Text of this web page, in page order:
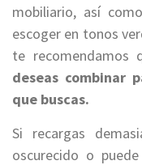
mobiliario, así
escoger en tonos
te recomendamos
deseas combinar
que buscas.
Si recargas
oscurecido o